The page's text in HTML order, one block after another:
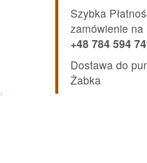
Szybka
zamówienie
+48 784 594
Dostawa do
Żabka